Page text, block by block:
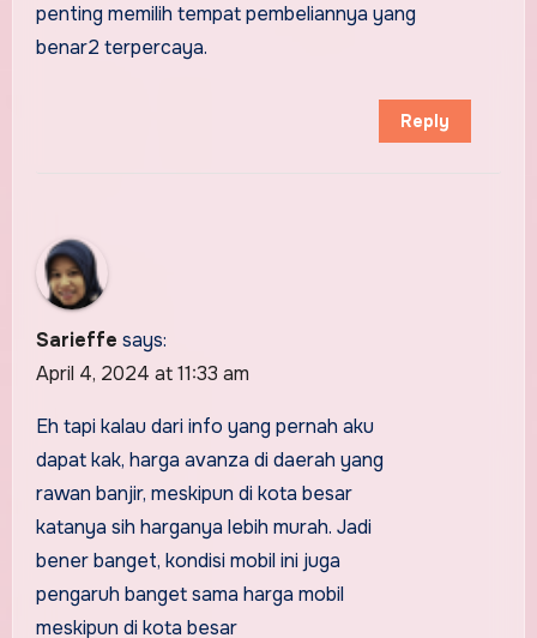
penting memilih tempat pembeliannya yang
benar2 terpercaya.
Reply
Sarieffe says:
April 4, 2024 at 11:33 am
Eh tapi kalau dari info yang pernah aku
dapat kak, harga avanza di daerah yang
rawan banjir, meskipun di kota besar
katanya sih harganya lebih murah. Jadi
bener banget, kondisi mobil ini juga
pengaruh banget sama harga mobil
meskipun di kota besar